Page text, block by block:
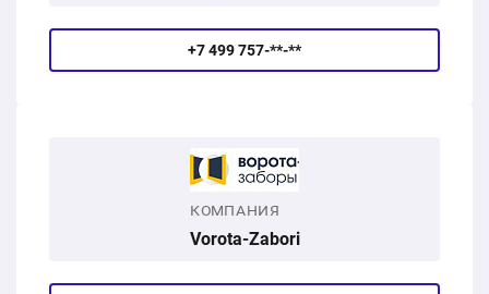
+7 499 757-**-**
КОМПАНИЯ
Vorota-Zabori